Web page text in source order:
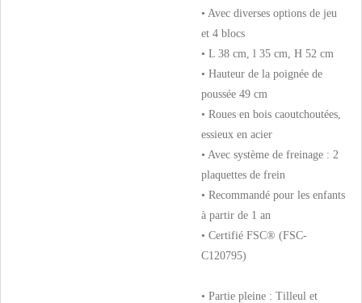
• Avec diverses options de jeu
et 4 blocs
• L 38 cm, l 35 cm, H 52 cm
• Hauteur de la poignée de
poussée 49 cm
• Roues en bois caoutchoutées,
essieux en acier
• Avec système de freinage : 2
plaquettes de frein
• Recommandé pour les enfants
à partir de 1 an
• Certifié FSC® (FSC-
C120795)
• Partie pleine : Tilleul et